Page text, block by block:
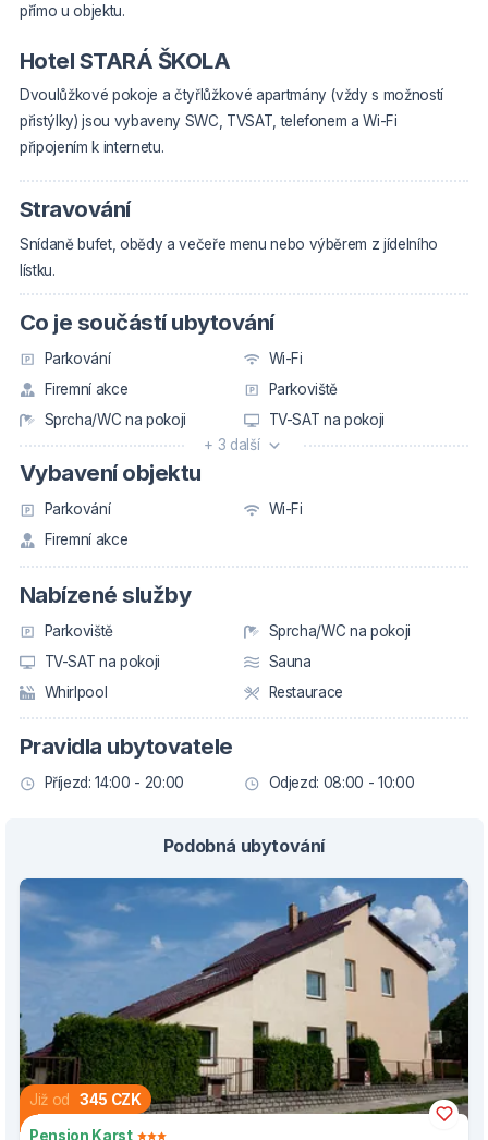
přímo u objektu.
Hotel STARÁ ŠKOLA
Dvoulůžkové pokoje a čtyřlůžkové apartmány (vždy s možností
přistýlky) jsou vybaveny SWC, TVSAT, telefonem a Wi-Fi
připojením k internetu.
Stravování
Snídaně bufet, obědy a večeře menu nebo výběrem z jídelního
lístku.
Co je součástí ubytování
Parkování
Wi-Fi
Firemní akce
Parkoviště
Sprcha/WC na pokoji
TV-SAT na pokoji
+ 3 další
Vybavení objektu
Parkování
Wi-Fi
Firemní akce
Nabízené služby
Parkoviště
Sprcha/WC na pokoji
TV-SAT na pokoji
Sauna
Whirlpool
Restaurace
Pravidla ubytovatele
Příjezd: 14:00 - 20:00 Odjezd: 08:00 - 10:00
Podobná ubytování
Již od 345 CZK
Pension Karst